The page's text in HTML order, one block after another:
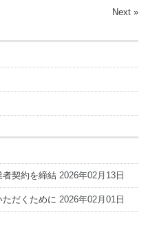
Next»
者契約を締結 2026年02月13日
だくために 2026年02月01日